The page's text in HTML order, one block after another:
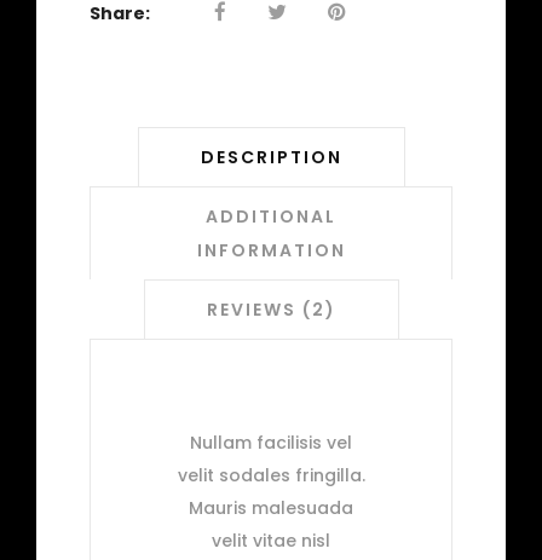
Share:
DESCRIPTION
ADDITIONAL
INFORMATION
REVIEWS (2)
Nullam facilisis vel
velit sodales fringilla.
Mauris malesuada
velit vitae nisl